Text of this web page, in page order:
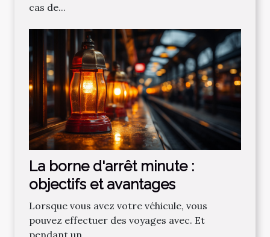
cas de...
La borne d'arrêt minute :
objectifs et avantages
Lorsque vous avez votre véhicule, vous
pouvez effectuer des voyages avec. Et